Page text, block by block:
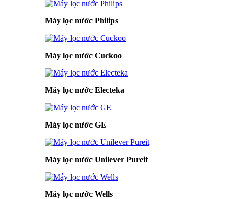
Máy lọc nước Philips
Máy lọc nước Cuckoo
Máy lọc nước Electeka
Máy lọc nước GE
Máy lọc nước Unilever Pureit
Máy lọc nước Wells